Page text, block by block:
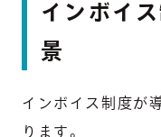
インボイ
景
インボイス制度が
ります。